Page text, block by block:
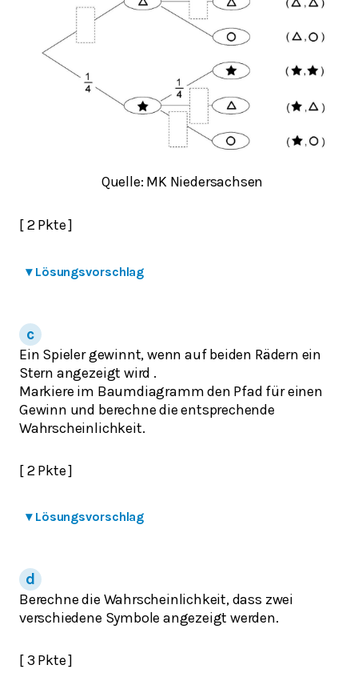
Quelle: MK Niedersachsen
[ 2 Pkte ]
▾ Lösungsvorschlag
Ein Spieler gewinnt, wenn auf beiden Rädern ein
Stern angezeigt wird .
Markiere im Baumdiagramm den Pfad für einen
Gewinn und berechne die entsprechende
Wahrscheinlichkeit.
[ 2 Pkte ]
▾ Lösungsvorschlag
Berechne die Wahrscheinlichkeit, dass zwei
verschiedene Symbole angezeigt werden.
[ 3 Pkte ]